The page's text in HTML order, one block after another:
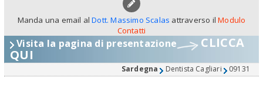
Manda una email alDott. Massimo Scalas attraverso ilModulo
Contatti
Visita la pagina di presentazione CLICCA
QUI
Sardegna Dentista Cagliari 09131